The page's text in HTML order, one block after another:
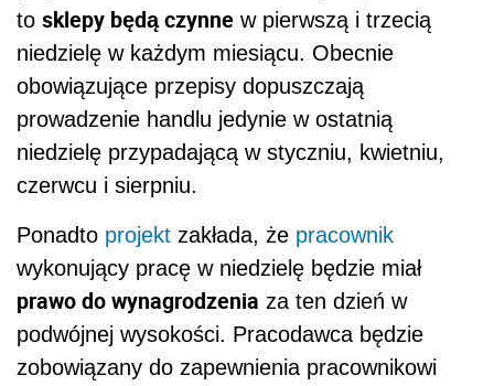
to sklepy będą czynne w pierwszą i trzecią
niedzielę w każdym miesiącu. Obecnie
obowiązujące przepisy dopuszczają
prowadzenie handlu jedynie w ostatnią
niedzielę przypadającą w styczniu, kwietniu,
czerwcu i sierpniu.
Ponadto projekt zakłada, że pracownik
wykonujący pracę w niedzielę będzie miał
prawo do wynagrodzenia za ten dzień w
podwójnej wysokości. Pracodawca będzie
zobowiązany do zapewnienia pracownikowi